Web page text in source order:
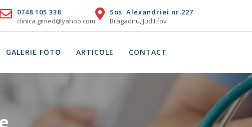
0748 105 338
clinica.gimed@yahoo.com
Sos. Alexandriei nr.227
Bragadiru, Jud.Ilfov
GALERIE FOTO ARTICOLE CONTACT